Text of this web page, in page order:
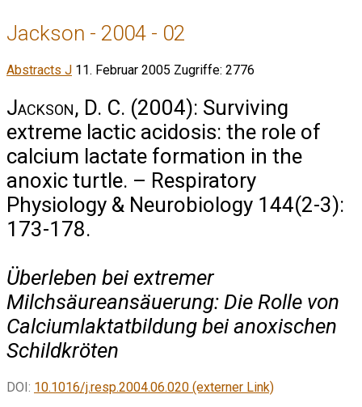
Jackson - 2004 - 02
Abstracts J 11. Februar 2005 Zugriffe: 2776
Jackson, D. C. (2004): Surviving
extreme lactic acidosis: the role of
calcium lactate formation in the
anoxic turtle. – Respiratory
Physiology & Neurobiology 144(2-3):
173-178.
Überleben bei extremer
Milchsäureansäuerung: Die Rolle von
Calciumlaktatbildung bei anoxischen
Schildkröten
DOI: 10.1016/j.resp.2004.06.020 (externer Link)